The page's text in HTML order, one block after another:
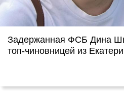
Задержанная ФСБ Дина
топ-чиновницей из